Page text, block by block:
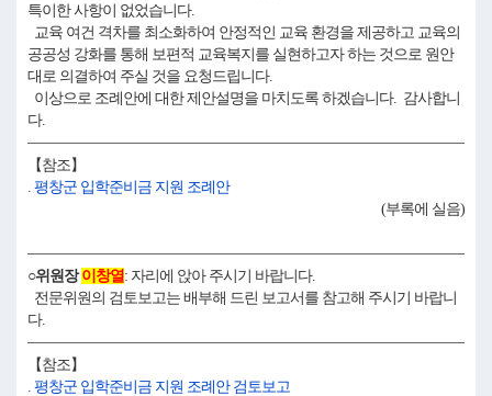
특이한 사항이 없었습니다.
교육 여건 격차를 최소화하여 안정적인 교육 환경을 제공하고 교육의
공공성 강화를 통해 보편적 교육복지를 실현하고자 하는 것으로 원안
대로 의결하여 주실 것을 요청드립니다.
이상으로 조례안에 대한 제안설명을 마치도록 하겠습니다. 감사합니
다.
【참조】
. 평창군 입학준비금 지원 조례안
(부록에 실음)
○위원장이창열: 자리에 앉아 주시기 바랍니다.
전문위원의 검토보고는 배부해 드린 보고서를 참고해 주시기 바랍니
다.
【참조】
. 평창군 입학준비금 지원 조례안 검토보고